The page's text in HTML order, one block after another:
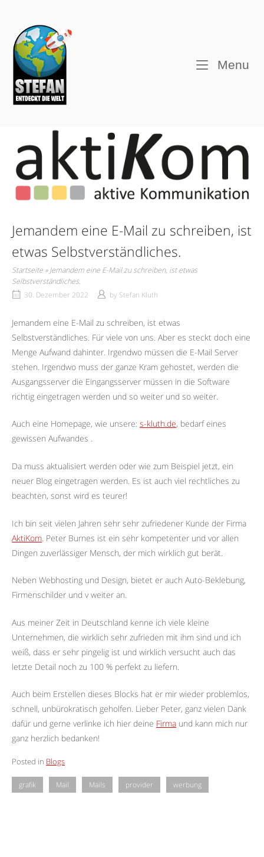
content
Home
Menu
Jemandem eine E-Mail zu schreiben, ist
etwas Selbstverständliches.
Startseite »Jemandem eine E-Mail zu schreiben, ist etwas
Selbstverständliches.
30. Dezember 2022
by Stefan Kluth
Jemandem eine E-Mail zu schreiben, ist etwas
Selbstverständliches. Für viele von uns. Aber es steckt doch eine
Menge Aufwand dahinter. Irgendwo müssen die E-Mail Server
stehen. Irgendwo muss der ganze Kram gehostet, werden die
Ausgangsserver die Eingangsserver müssen in die Software
richtig eingetragen werden und so weiter und so weiter.
Auch eine Homepage, wie unsere: s-kluth.de, bedarf eines
gewissen Aufwandes .
Da muss aktualisiert werden oder wie zum Beispiel jetzt, ein
neuer Blog eingetragen werden. Es ist auch viel rechtliches zu
beachten, sonst wird es teurer!
Ich bin seit vielen Jahren sehr sehr zufriedener Kunde der Firma
AktiKom . Peter Burnes ist ein sehr kompetenter und vor allen
Dingen zuverlässiger Mensch, der mich wirklich gut berät.
Neben Webhosting und Design, bietet er auch Auto-Beklebung,
Firmenschilder und v weiter an.
Aus meiner Zeit in Deutschland kenne ich viele kleine
Unternehmen, die wirklich sehr zufrieden mit ihm sind und ich
weiß, dass er sehr pingelig ist und wirklich versucht auch das
letzte Detail noch zu 100 % perfekt zu liefern.
Auch beim Erstellen dieses Blocks hat er mir wieder problemlos,
schnell, unbürokratisch geholfen. Lieber Peter, ganz vielen Dank
dafür und gerne verlinke ich hier deine Firma und kann mich nur
ganz herzlich bedanken!
Posted in Blogs
grafik Mail Mails provider werbung